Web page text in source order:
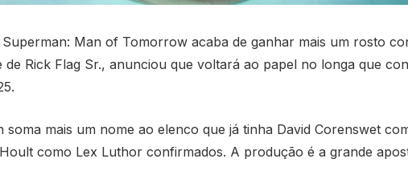
Man of Tomorrow acaba de ganhar mais um rosto
Rick Flag Sr., anunciou que voltará ao papel no longa que
soma mais um nome ao elenco que já tinha David Corenswet
como Lex Luthor confirmados. A produção é a grande